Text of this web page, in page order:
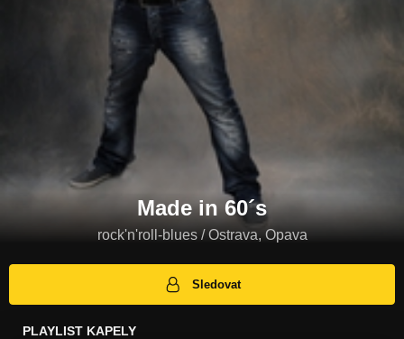
Made in 60´s
rock'n'roll-blues / Ostrava, Opava
Sledovat
PLAYLIST KAPELY